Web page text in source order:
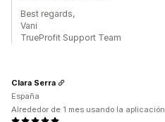
Best regards,
Vani
TrueProfit Support Team
Clara Serra
España
Alrededor de 1 mes usando la aplicación